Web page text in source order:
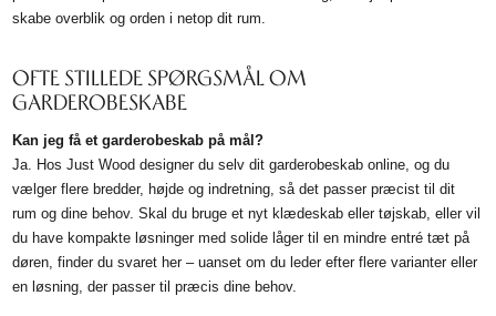
skabe overblik og orden i netop dit rum.
OFTE STILLEDE SPØRGSMÅL OM
GARDEROBESKABE
Kan jeg få et garderobeskab på mål?
Ja. Hos Just Wood designer du selv dit garderobeskab online, og du
vælger flere bredder, højde og indretning, så det passer præcist til dit
rum og dine behov. Skal du bruge et nyt klædeskab eller tøjskab, eller vil
du have kompakte løsninger med solide låger til en mindre entré tæt på
døren, finder du svaret her – uanset om du leder efter flere varianter eller
en løsning, der passer til præcis dine behov.